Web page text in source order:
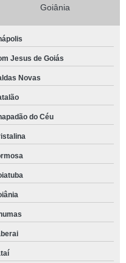
Goiânia
Jesus de Goiás
Novas
do Céu